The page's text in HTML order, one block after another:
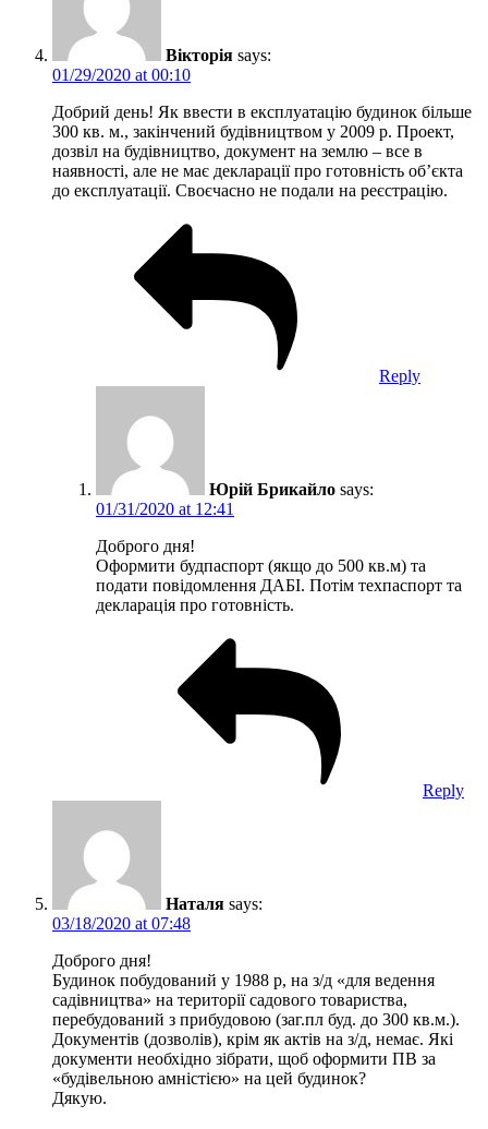
Вікторія says:
01/29/2020 at 00:10
Добрий день! Як ввести в експлуатацію будинок більше
300 кв. м., закінчений будівництвом у 2009 р. Проект,
дозвіл на будівництво, документ на землю – все в
наявності, але не має декларації про готовність об’єкта
до експлуатації. Своєчасно не подали на реєстрацію.
Reply
Юрій Брикайло says:
01/31/2020 at 12:41
Доброго дня!
Оформити будпаспорт (якщо до 500 кв.м) та
подати повідомлення ДАБІ. Потім техпаспорт та
декларація про готовність.
Reply
Наталя says:
03/18/2020 at 07:48
Доброго дня!
Будинок побудований у 1988 р, на з/д «для ведення
садівництва» на території садового товариства,
перебудований з прибудовою (заг.пл буд. до 300 кв.м.).
Документів (дозволів), крім як актів на з/д, немає. Які
документи необхідно зібрати, щоб оформити ПВ за
«будівельною амністією» на цей будинок?
Дякую.